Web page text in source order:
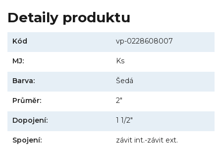
Detaily produktu
Kód vp-0228608007
MJ: Ks
Barva: Šedá
Průměr: 2"
Dopojení: 1 1/2"
Spojení: závit int.-závit ext.